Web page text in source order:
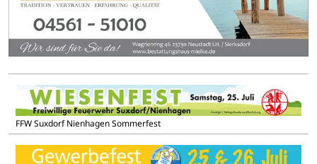
FFW Suxdorf Nienhagen Sommerfest